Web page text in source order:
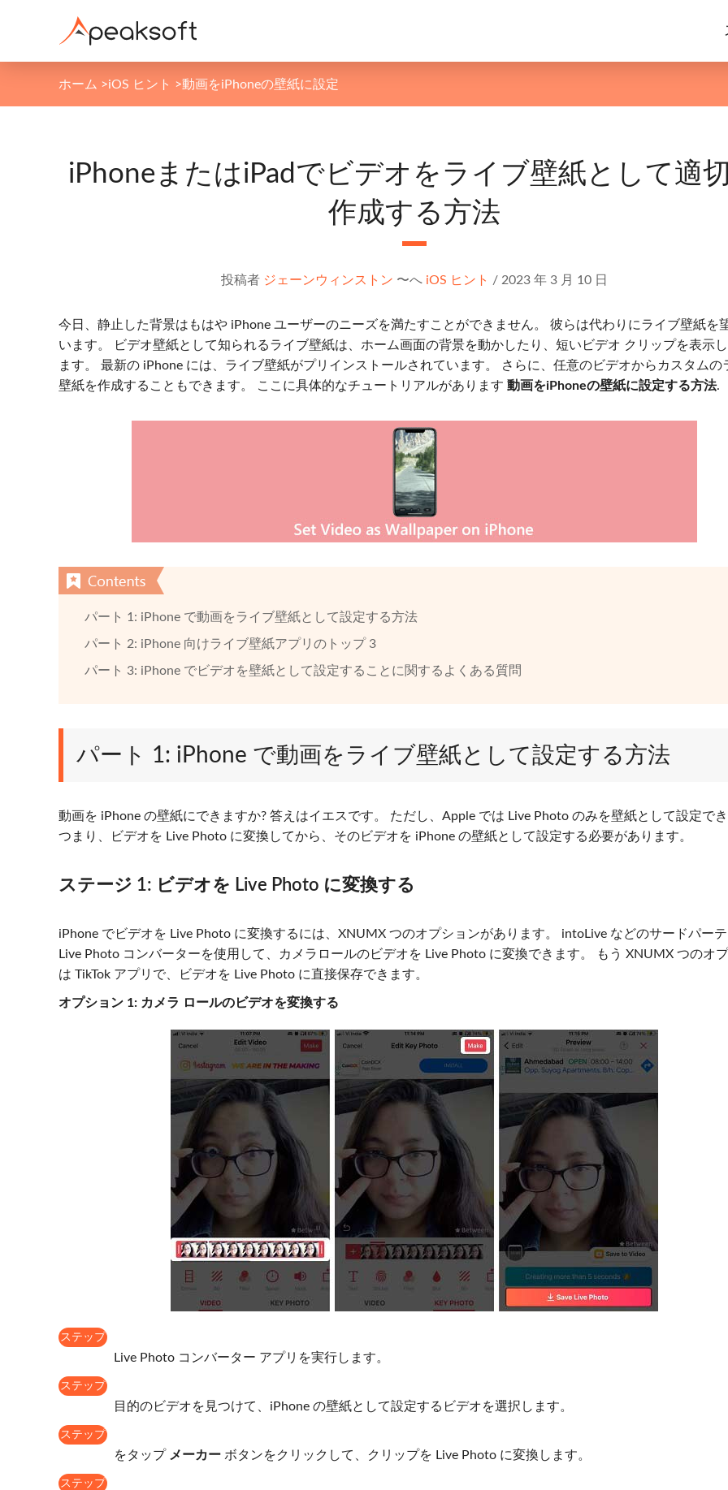
ホーム >iOS ヒント >動画をiPhoneの壁紙に設定
iPhoneまたはiPadでビデオをライブ壁紙として適
作成する方法
投稿者 ジェーンウィンストン 〜へ iOS ヒント / 2023 年 3 月 10 日
今日、静止した背景はもはや iPhone ユーザーのニーズを満たすことができません。 彼らは代わりにライブ壁紙を
います。 ビデオ壁紙として知られるライブ壁紙は、ホーム画面の背景を動かしたり、短いビデオ クリップを表示
ます。 最新の iPhone には、ライブ壁紙がプリインストールされています。 さらに、任意のビデオからカスタムの
壁紙を作成することもできます。 ここに具体的なチュートリアルがあります 動画をiPhoneの壁紙に設定する方法.
パート 1: iPhone で動画をライブ壁紙として設定する方法
パート 2: iPhone 向けライブ壁紙アプリのトップ 3
パート 3: iPhone でビデオを壁紙として設定することに関するよくある質問
パート 1: iPhone で動画をライブ壁紙として設定する方法
動画を iPhone の壁紙にできますか? 答えはイエスです。 ただし、Apple では Live Photo のみを壁紙として設定で
つまり、ビデオを Live Photo に変換してから、そのビデオを iPhone の壁紙として設定する必要があります。
ステージ 1: ビデオを Live Photo に変換する
iPhone でビデオを Live Photo に変換するには、XNUMX つのオプションがあります。 intoLive などのサードパー
Live Photo コンバーターを使用して、カメラロールのビデオを Live Photo に変換できます。 もう XNUMX つのオ
は TikTok アプリで、ビデオを Live Photo に直接保存できます。
オプション 1: カメラ ロールのビデオを変換する
ステップ
Live Photo コンバーター アプリを実行します。
ステップ
目的のビデオを見つけて、iPhone の壁紙として設定するビデオを選択します。
ステップ
をタップ メーカー ボタンをクリックして、クリップを Live Photo に変換します。
ステップ